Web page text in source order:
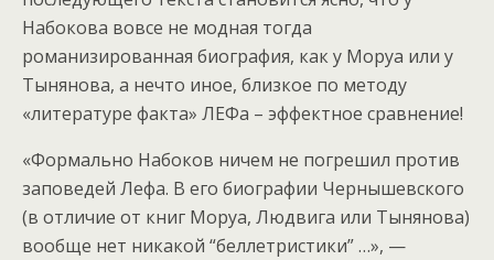
Набокова вовсе не модная тогда
романизированная биография, как у Моруа или у
Тынянова, а нечто иное, близкое по методу
«литературе факта» ЛЕФа – эффектное сравнение!
«Формально Набоков ничем не погрешил против
заповедей Лефа. В его биографии Чернышевского
(в отличие от книг Моруа, Людвига или Тынянова)
вообще нет никакой “беллетристики” …», —